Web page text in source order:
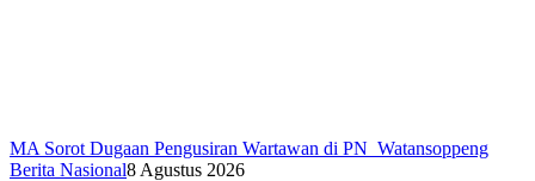
MA Sorot Dugaan Pengusiran Wartawan di PN Watansoppeng
Berita Nasional8 Agustus 2026